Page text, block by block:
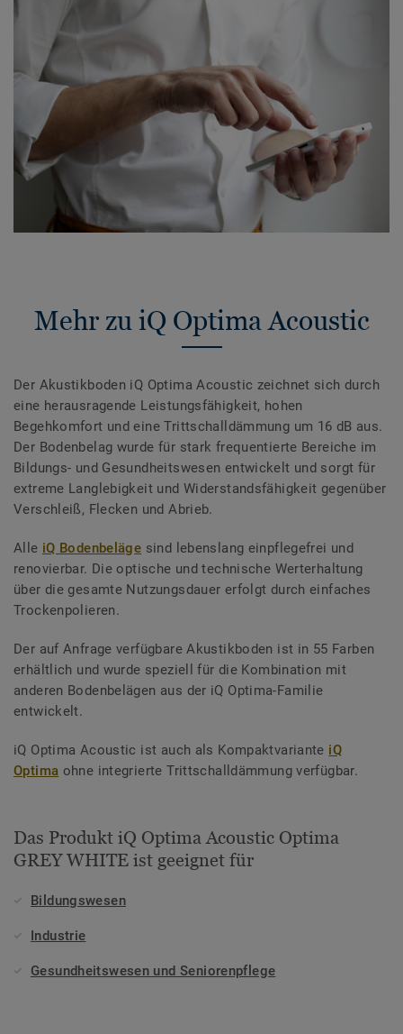
Mehr zu iQ Optima Acoustic
Der Akustikboden iQ Optima Acoustic zeichnet sich durch
eine herausragende Leistungsfähigkeit, hohen
Begehkomfort und eine Trittschalldämmung um 16 dB aus.
Der Bodenbelag wurde für stark frequentierte Bereiche im
Bildungs- und Gesundheitswesen entwickelt und sorgt für
extreme Langlebigkeit und Widerstandsfähigkeit gegenüber
Verschleiß, Flecken und Abrieb.
Alle iQ Bodenbeläge sind lebenslang einpflegefrei und
renovierbar. Die optische und technische Werterhaltung
über die gesamte Nutzungsdauer erfolgt durch einfaches
Trockenpolieren.
Der auf Anfrage verfügbare Akustikboden ist in 55 Farben
erhältlich und wurde speziell für die Kombination mit
anderen Bodenbelägen aus der iQ Optima-Familie
entwickelt.
iQ Optima Acoustic ist auch als Kompaktvariante iQ
Optima ohne integrierte Trittschalldämmung verfügbar.
Das Produkt iQ Optima Acoustic Optima
GREY WHITE ist geeignet für
Bildungswesen
Industrie
Gesundheitswesen und Seniorenpflege